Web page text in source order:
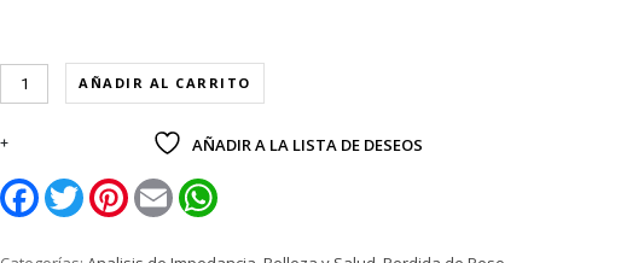
AÑADIR AL CARRITO
AÑADIR A LA LISTA DE DESEOS
FacebookTwitter PinterestEmail